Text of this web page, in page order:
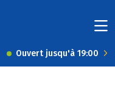
Ouvert jusqu'à 19:00